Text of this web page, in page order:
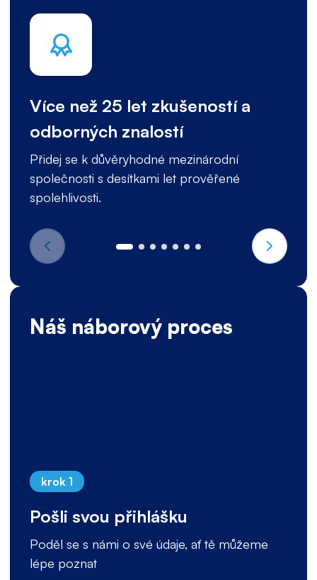
Více než 25 let zkušeností a
odborných znalostí
Přidej se k důvěryhodné mezinárodní
společnosti s desítkami let prověřené
spolehlivosti.
Náš náborový proces
krok 1
Pošli svou přihlášku
Poděl se s námi o své údaje, ať tě můžeme
lépe poznat